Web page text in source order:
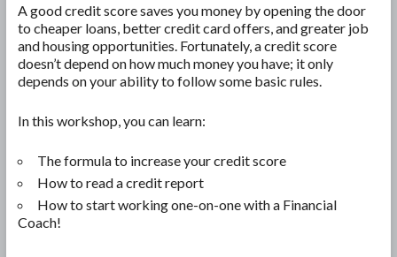
A good credit score saves you money by opening the door
to cheaper loans, better credit card offers, and greater job
and housing opportunities. Fortunately, a credit score
doesn’t depend on how much money you have; it only
depends on your ability to follow some basic rules.
In this workshop, you can learn:
The formula to increase your credit score
How to read a credit report
How to start working one-on-one with a Financial
Coach!